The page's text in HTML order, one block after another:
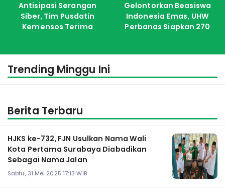
Antisipasi Serangan
Siber, Tim Pusdatin
Kemensos Terima
Pelatihan dari ITS
Gelontorkan Beasiswa
Indonesia Emas, UHW
Perbanas Siapkan 270
Trending Minggu Ini
Berita Terbaru
HJKS ke-732, FJN Usulkan Nama Wali
Kota Pertama Surabaya Diabadikan
Sebagai Nama Jalan
Sabtu, 31 Mei 2025 17:13 WIB